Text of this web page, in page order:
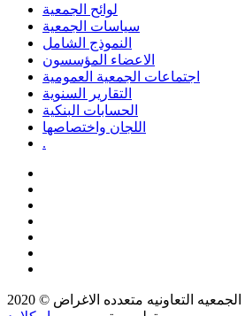
لوائح الجمعية
سياسات الجمعية
النموذج الشامل
الاعضاء المؤسسون
اجتماعات الجمعية العمومية
التقارير السنوية
الحسابات البنكية
اللجان واختصاصها
.
الجمعيه التعاونيه متعدده الاغراض © 2020